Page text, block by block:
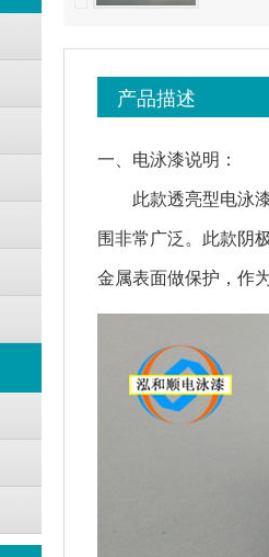
产品描述
一、电泳漆说明：
此款透亮型电泳
围非常广泛。此款阴
金属表面做保护，作